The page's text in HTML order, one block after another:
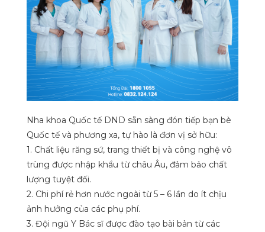
Nha khoa Quốc tế DND sẵn sàng đón tiếp bạn bè
Quốc tế và phương xa, tự hào là đơn vị sở hữu:
1. Chất liệu răng sứ, trang thiết bị và công nghệ vô
trùng được nhập khẩu từ châu Âu, đảm bảo chất
lượng tuyệt đối.
2. Chi phí rẻ hơn nước ngoài từ 5 – 6 lần do ít chịu
ảnh hưởng của các phụ phí.
3. Đội ngũ Y Bác sĩ được đào tạo bài bản từ các